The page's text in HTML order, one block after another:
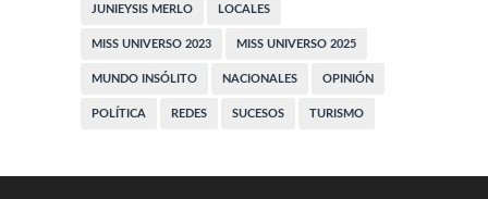
JUNIEYSIS MERLO LOCALES
MISS UNIVERSO 2023 MISS UNIVERSO 2025
MUNDO INSÓLITO NACIONALES OPINIÓN
POLÍTICA REDES SUCESOS TURISMO